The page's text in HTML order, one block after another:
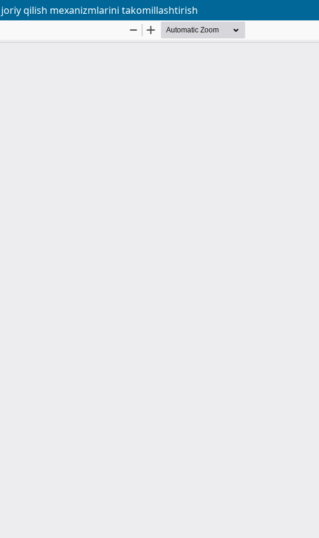
qilish mexanizmlarini takomillashtirish